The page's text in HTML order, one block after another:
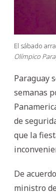
El sábado
Olímpico
Paraguay
semanas
de
que la
De
ministro